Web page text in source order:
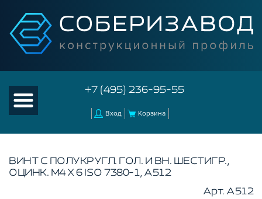
+7 (495) 236-95-55
Вход Корзина
КАТАЛОГ ТОВАРОВ
ВИНТ С ПОЛУКРУГЛ. ГОЛ. И ВН. ШЕСТИГР.,
ОЦИНК. М4 Х 6 ISO 7380-1, A512
Арт. A512